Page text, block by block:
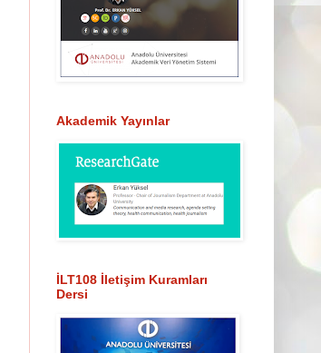
Akademik Yayınlar
İLT108 İletişim Kuramları
Dersi